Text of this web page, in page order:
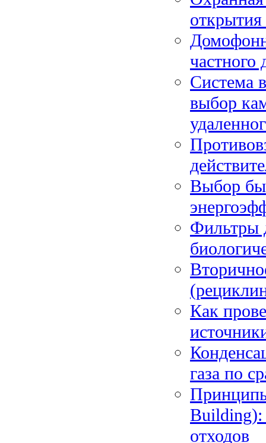
Система
выбор
Выбор
Фильтры
Как
газа по
Принципы
Building):
отходов